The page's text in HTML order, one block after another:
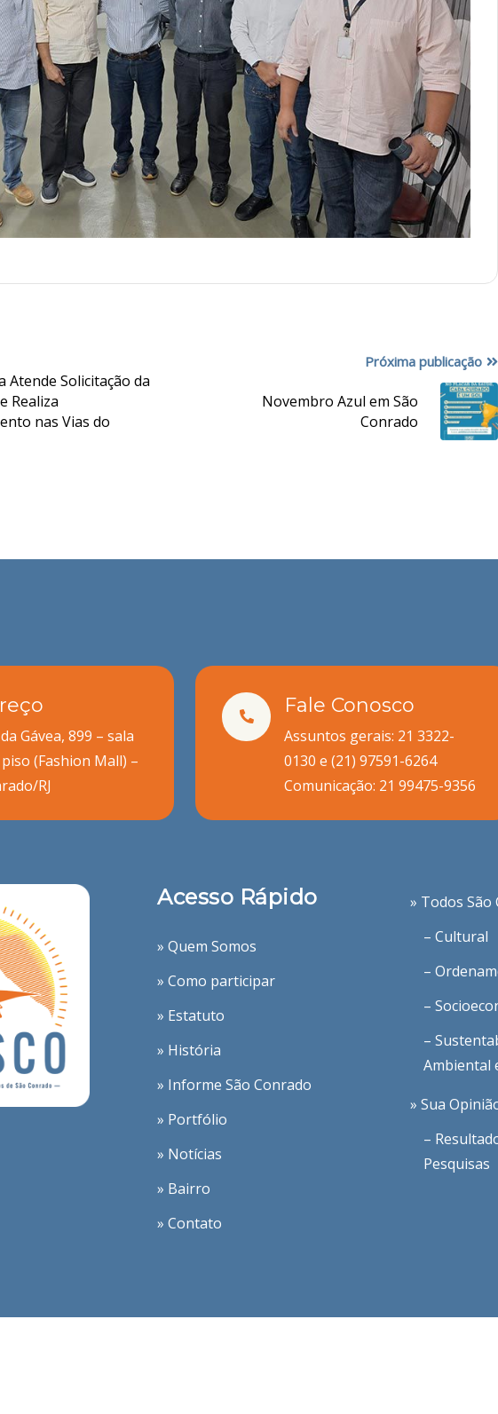
Atende Solicitação da
Realiza
nas Vias do
Próxima publicação
Novembro Azul em São
Conrado
Gávea, 899 – sala
piso (Fashion Mall) –
RJ
Fale Conosco
Assuntos gerais: 21 3322-
0130 e (21) 97591-6264
Comunicação: 21 99475-9356
Acesso Rápido
» Quem Somos
» Como participar
» Estatuto
» História
» Informe São Conrado
» Portfólio
» Notícias
» Bairro
» Contato
» Todos São
– Cultural
–
–
–
Ambiental
» Sua
–
Pesquisas